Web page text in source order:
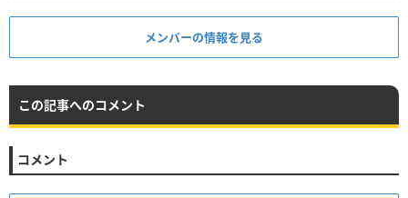
メンバーの情報を見る
この記事へのコメント
コメント